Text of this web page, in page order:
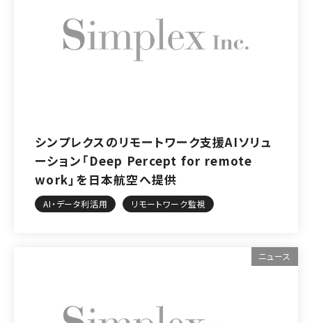
シンプレクスのリモートワーク支援AIソリュ
ーション「Deep Percept for remote
work」を日本航空へ提供
AI・データ利活用 リモートワーク監視
ニュース